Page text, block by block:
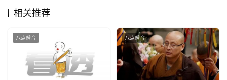
寺
院
巡
相关推荐
八点僧音 八点僧音